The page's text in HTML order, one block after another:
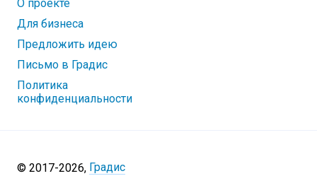
О проекте
Для бизнеса
Предложить идею
Письмо в Градис
Политика
конфиденциальности
© 2017-2026, Градис